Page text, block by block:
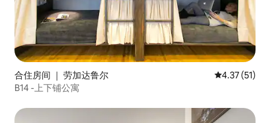
合住房间 ｜ 劳加达鲁尔 平均评分
4.37 (51)
B14 -上下铺公寓